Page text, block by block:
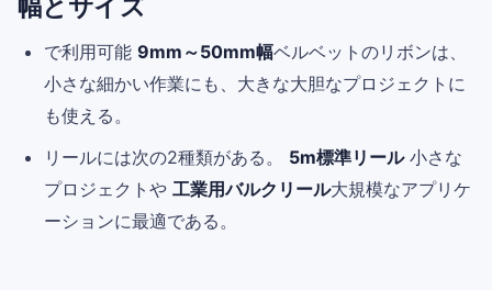
幅とサイズ
で利用可能 9mm～50mm幅ベルベットのリボンは、
小さな細かい作業にも、大きな大胆なプロジェクトに
も使える。
リールには次の2種類がある。 5m標準リール小さな
プロジェクトや 工業用バルクリール大規模なアプリケ
ーションに最適である。